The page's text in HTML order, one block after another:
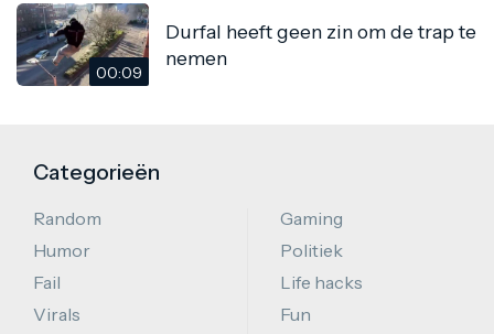
00:09
Durfal heeft geen zin om de trap te
nemen
Categorieën
Random
Humor
Fail
Virals
Gaming
Politiek
Life hacks
Fun